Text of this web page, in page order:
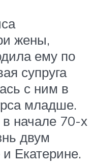
жены,
ему по
супруга
с ним в
младше.
начале 70-х
двум
Екатерине.